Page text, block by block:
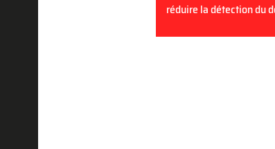
réduire la détection du